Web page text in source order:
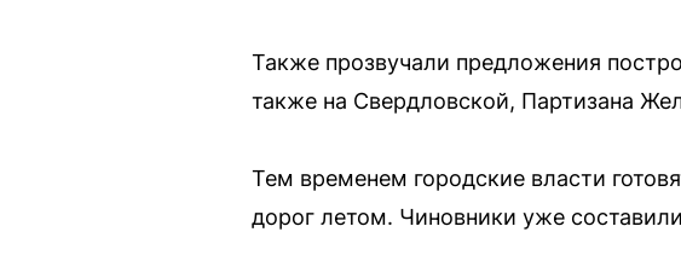
Также прозвучали предложения
также на Свердловской, Партизана
Тем временем городские власти
дорог летом. Чиновники уже